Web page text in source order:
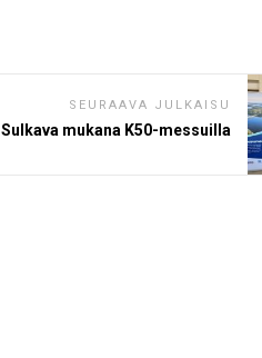
SEURAAVA JULKAISU
Sulkava mukana K50-messuilla